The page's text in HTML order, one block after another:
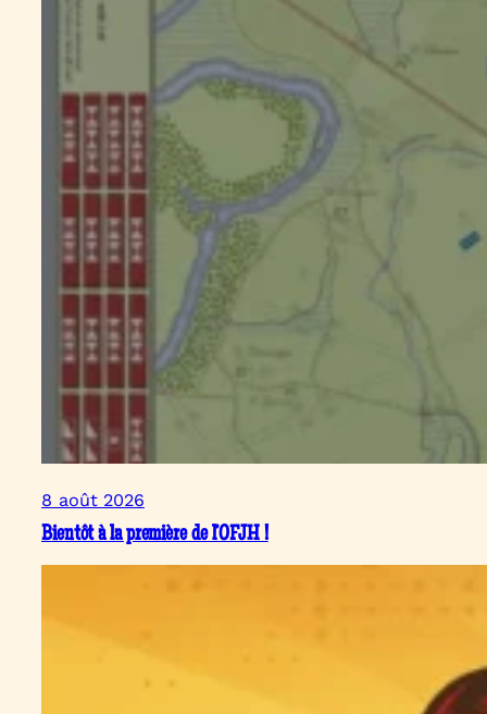
8 août 2026
Bientôt à la première de l’OFJH !